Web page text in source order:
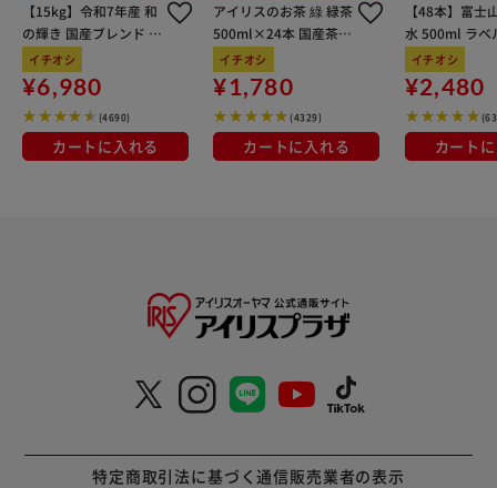
【15kg】令和7年産 和
の輝き 国産ブレンド 5
kg×3袋
イチオシ
¥6,980
(4690)
カートに入れる
アイリスのお茶 綠 緑茶
500ml×24本 国産茶葉
100％使用
イチオシ
¥1,780
(4329)
カートに入れる
【48本】富士
水 500ml ラベ
イチオシ
¥2,480
カート
特定商取引法に基づく通信販売業者の表示